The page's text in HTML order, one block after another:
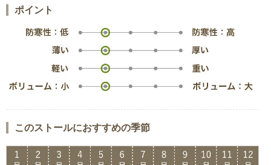
ポイント
このストールにおすすめの季節